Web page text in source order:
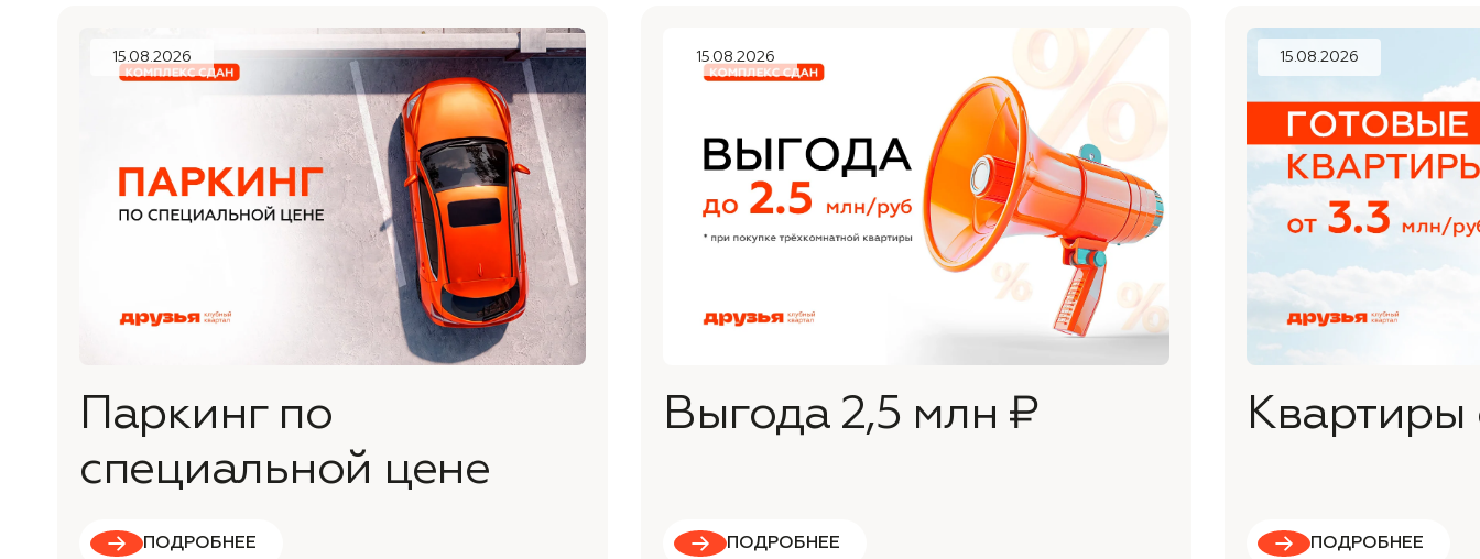
15.08.2026
Паркинг по
специальной цене
ПОДРОБНЕЕ
15.08.2026
Выгода 2,5 млн ₽
ПОДРОБНЕЕ
15.08.2026
Квартиры
ПОДРОБНЕЕ